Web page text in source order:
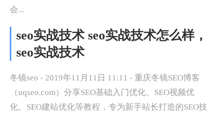
会...
seo实战技术 seo实战技术怎么样，
seo实战技术
冬镜seo - 2019年11月11日 11:11 - 重庆冬镜SEO博客
（uqseo.com）分享SEO基础入门优化、SEO视频优
化、SEO建站优化等教程，专为新手站长打造的SEO技